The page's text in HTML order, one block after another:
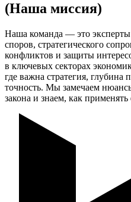
(Наша миссия)
Наша команда — это
споров, стратегического
конфликтов и защиты
в ключевых секторах
где важна стратегия, глубина
точность. Мы замечаем
закона и знаем, как